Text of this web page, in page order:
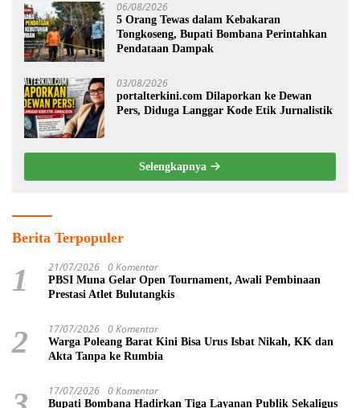
06/08/2026
5 Orang Tewas dalam Kebakaran
Tongkoseng, Bupati Bombana Perintahkan
Pendataan Dampak
03/08/2026
portalterkini.com Dilaporkan ke Dewan
Pers, Diduga Langgar Kode Etik Jurnalistik
Selengkapnya
Berita Terpopuler
1 21/07/2026 0 Komentar
PBSI Muna Gelar Open Tournament, Awali Pembinaan
Prestasi Atlet Bulutangkis
2 17/07/2026 0 Komentar
Warga Poleang Barat Kini Bisa Urus Isbat Nikah, KK dan
Akta Tanpa ke Rumbia
17/07/2026 0 Komentar
Bupati Bombana Hadirkan Tiga Layanan Publik Sekaligus